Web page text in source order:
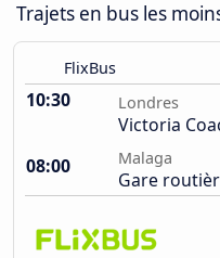
Trajets en bus les
FlixBus
10:30 Londres
Victoria
08:00
Malaga
Gare